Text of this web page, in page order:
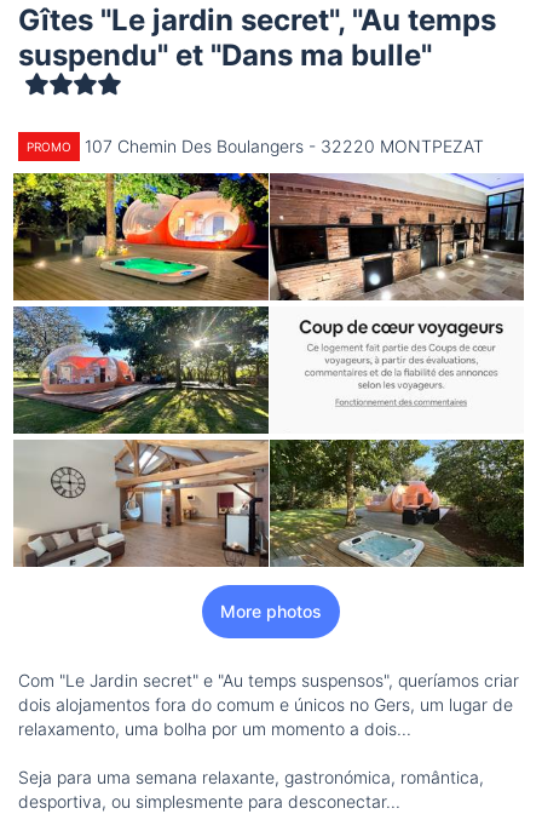
Gîtes "Le jardin secret", "Au temps
suspendu" et "Dans ma bulle"
PROMO 107 Chemin Des Boulangers - 32220 MONTPEZAT
More photos
Com "Le Jardin secret" e "Au temps suspensos", queríamos criar
dois alojamentos fora do comum e únicos no Gers, um lugar de
relaxamento, uma bolha por um momento a dois...
Seja para uma semana relaxante, gastronómica, romântica,
desportiva, ou simplesmente para desconectar...